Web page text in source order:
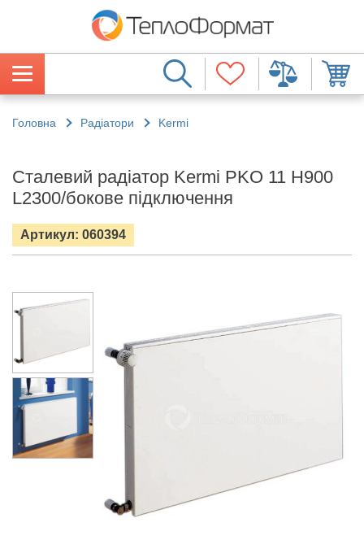
Головна Радіатори Kermi
Сталевий радіатор Kermi PKO 11 H900
L2300/бокове підключення
Артикул: 060394